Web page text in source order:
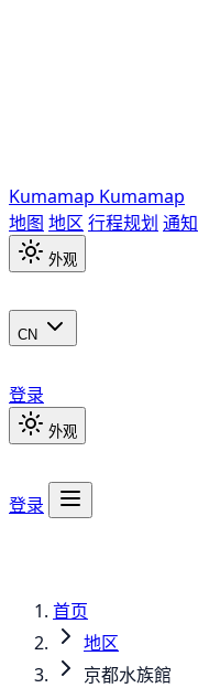
Kumamap Kumamap
地图 地区 行程规划 通知
外观
CN
登录
外观
登录
首页
地区
京都水族館